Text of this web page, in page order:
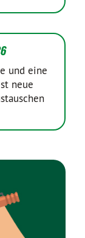
und eine
neue